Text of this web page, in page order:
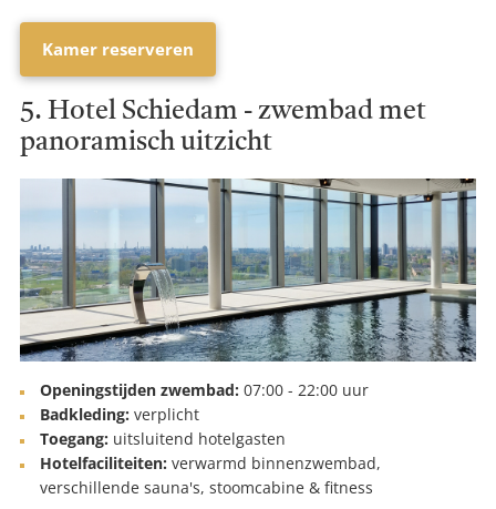
Kamer reserveren
5. Hotel Schiedam - zwembad met
panoramisch uitzicht
Openingstijden zwembad: 07:00 - 22:00 uur
Badkleding: verplicht
Toegang: uitsluitend hotelgasten
Hotelfaciliteiten: verwarmd binnenzwembad,
verschillende sauna's, stoomcabine & fitness